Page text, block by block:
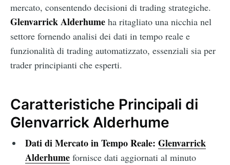
mercato, consentendo decisioni di trading strategiche.
Glenvarrick Alderhume ha ritagliato una nicchia nel
settore fornendo analisi dei dati in tempo reale e
funzionalità di trading automatizzato, essenziali sia per
trader principianti che esperti.
Caratteristiche Principali di
Glenvarrick Alderhume
Dati di Mercato in Tempo Reale: Glenvarrick
Alderhumefornisce dati aggiornati al minuto